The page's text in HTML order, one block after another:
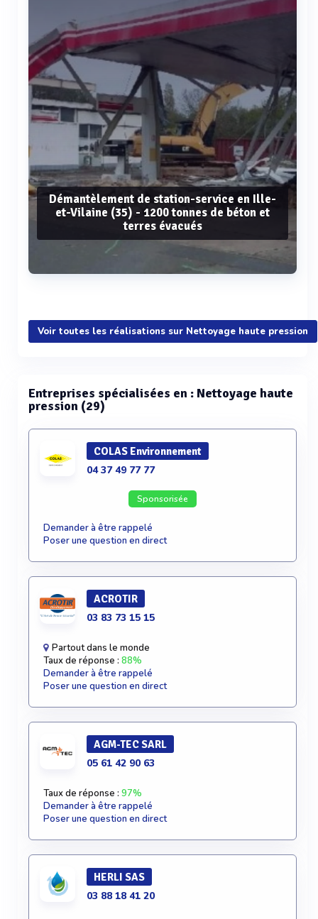
Démantèlement de station-service en Ille-
et-Vilaine (35) - 1200 tonnes de béton et
terres évacués
Voir plus
Voir toutes les réalisations sur Nettoyage haute pression
Entreprises spécialisées en : Nettoyage haute
pression (29)
COLAS Environnement
04 37 49 77 77
Sponsorisée
Demander à être rappelé
Poser une question en direct
ACROTIR
03 83 73 15 15
Partout dans le monde
Taux de réponse : 88%
Demander à être rappelé
Poser une question en direct
AGM-TEC SARL
05 61 42 90 63
Taux de réponse : 97%
Demander à être rappelé
Poser une question en direct
HERLI SAS
03 88 18 41 20